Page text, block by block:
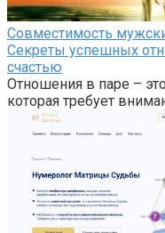
Совместимость
Секреты успешных
счастью
Отношения в паре –
которая требует